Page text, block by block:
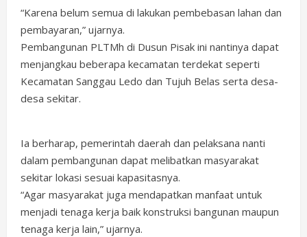
“Karena belum semua di lakukan pembebasan lahan dan
pembayaran,” ujarnya.
Pembangunan PLTMh di Dusun Pisak ini nantinya dapat
menjangkau beberapa kecamatan terdekat seperti
Kecamatan Sanggau Ledo dan Tujuh Belas serta desa-
desa sekitar.
Ia berharap, pemerintah daerah dan pelaksana nanti
dalam pembangunan dapat melibatkan masyarakat
sekitar lokasi sesuai kapasitasnya.
“Agar masyarakat juga mendapatkan manfaat untuk
menjadi tenaga kerja baik konstruksi bangunan maupun
tenaga kerja lain,” ujarnya.